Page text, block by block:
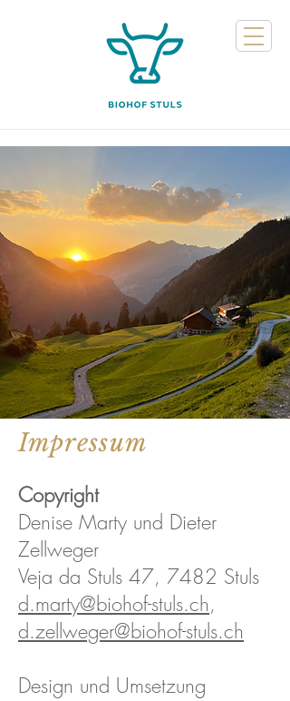
Impressum
Copyright
Denise Marty und Dieter
Zellweger
Veja da Stuls 47, 7482 Stuls
d.marty@biohof-stuls.ch,
d.zellweger@biohof-stuls.ch
Design und Umsetzung